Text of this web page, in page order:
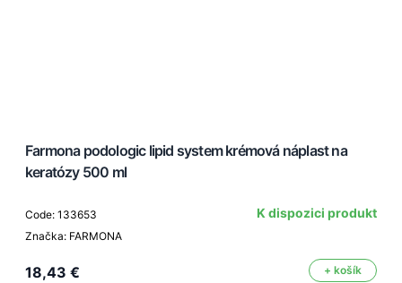
Farmona podologic lipid system krémová náplast na
keratózy 500 ml
Code: 133653
Značka: FARMONA
K dispozici produkt
18,43 € + košík